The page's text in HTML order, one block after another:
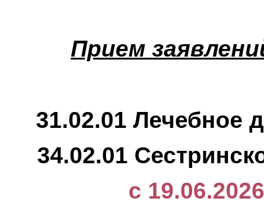
Прием
31.02.01 Лечебное
34.02.01
с